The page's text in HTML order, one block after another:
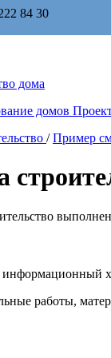
84 30
дома
домов
/ Пример
работы,